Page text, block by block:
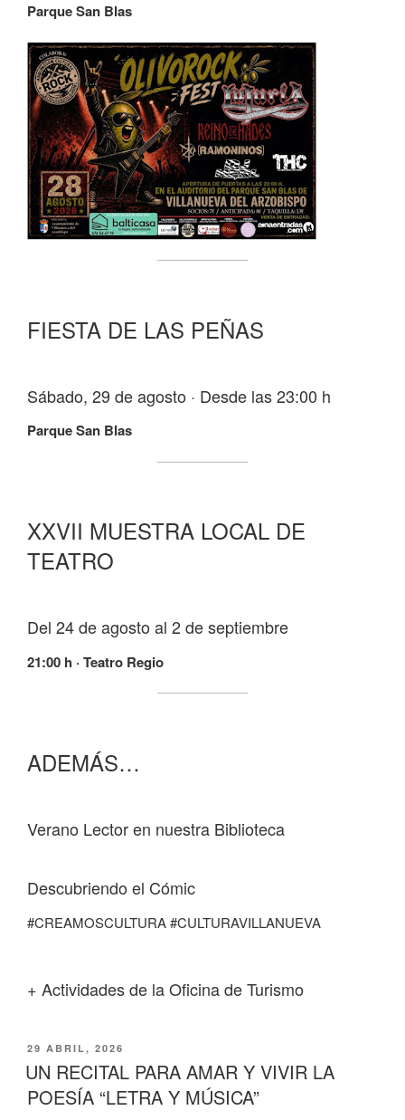
Parque San Blas
FIESTA DE LAS PEÑAS
Sábado, 29 de agosto · Desde las 23:00 h
Parque San Blas
XXVII MUESTRA LOCAL DE
TEATRO
Del 24 de agosto al 2 de septiembre
21:00 h · Teatro Regio
ADEMÁS…
Verano Lector en nuestra Biblioteca
Descubriendo el Cómic
#CREAMOSCULTURA #CULTURAVILLANUEVA
+ Actividades de la Oficina de Turismo
PUBLICADO
EL
29 ABRIL, 2026
UN RECITAL PARA AMAR Y VIVIR LA
POESÍA “LETRA Y MÚSICA”